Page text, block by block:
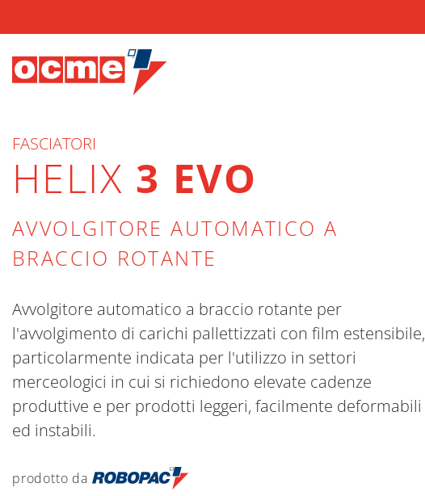
FASCIATORI
HELIX 3 EVO
AVVOLGITORE AUTOMATICO A
BRACCIO ROTANTE
Avvolgitore automatico a braccio rotante per
l'avvolgimento di carichi pallettizzati con film estensibile,
particolarmente indicata per l'utilizzo in settori
merceologici in cui si richiedono elevate cadenze
produttive e per prodotti leggeri, facilmente deformabili
ed instabili.
prodotto da